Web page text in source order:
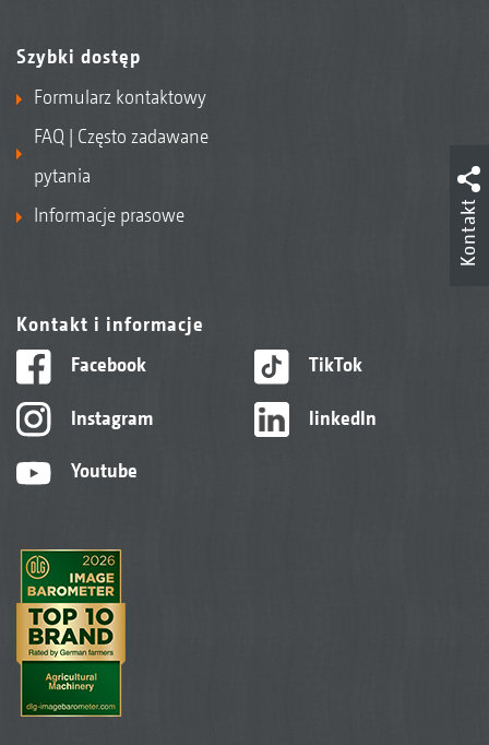
Szybki dostęp
Formularz kontaktowy
FAQ | Często zadawane
pytania
Informacje prasowe
Kontakt i informacje
Facebook
Instagram
Youtube
TikTok
linkedIn
Kontakt